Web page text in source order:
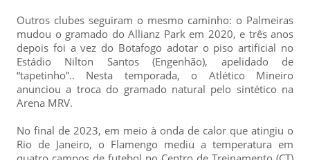
Outros clubes seguiram o mesmo caminho: o Palmeiras
mudou o gramado do Allianz Park em 2020, e três anos
depois foi a vez do Botafogo adotar o piso artificial no
Estádio Nilton Santos (Engenhão), apelidado de
“tapetinho”.. Nesta temporada, o Atlético Mineiro
anunciou a troca do gramado natural pelo sintético na
Arena MRV.
No final de 2023, em meio à onda de calor que atingiu o
Rio de Janeiro, o Flamengo mediu a temperatura em